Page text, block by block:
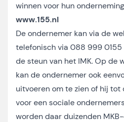
winnen voor hun
www.155.nl
De ondernemer kan via de
telefonisch via 088 999
de steun van het IMK. Op de
kan de ondernemer ook
uitvoeren om te zien of hij
voor een sociale
worden daar duizenden